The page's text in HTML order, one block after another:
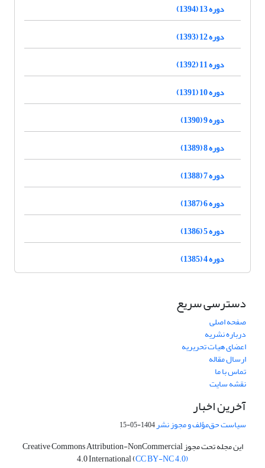
دوره 13 (1394)
دوره 12 (1393)
دوره 11 (1392)
دوره 10 (1391)
دوره 9 (1390)
دوره 8 (1389)
دوره 7 (1388)
دوره 6 (1387)
دوره 5 (1386)
دوره 4 (1385)
دسترسی سریع
صفحه اصلی
درباره نشریه
اعضای هیات تحریریه
ارسال مقاله
تماس با ما
نقشه سایت
آخرین اخبار
سیاست حق‌مؤلف و مجوز نشر1404-05-15
این مجله تحت مجوز Creative Commons Attribution-NonCommercial
4.0 International (CC BY-NC 4.0)